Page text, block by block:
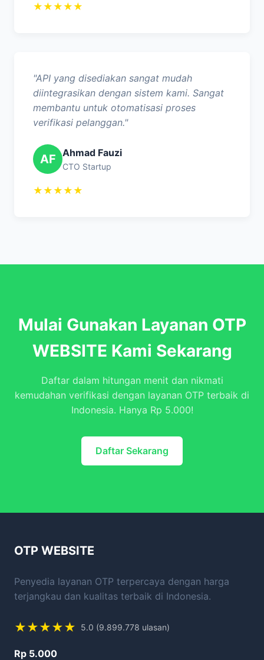
★★★★★
"API yang disediakan sangat mudah
diintegrasikan dengan sistem kami. Sangat
membantu untuk otomatisasi proses
verifikasi pelanggan."
AF Ahmad Fauzi
CTO Startup
★★★★★
Mulai Gunakan Layanan OTP
WEBSITE Kami Sekarang
Daftar dalam hitungan menit dan nikmati
kemudahan verifikasi dengan layanan OTP terbaik di
Indonesia. Hanya Rp 5.000!
Daftar Sekarang
OTP WEBSITE
Penyedia layanan OTP terpercaya dengan harga
terjangkau dan kualitas terbaik di Indonesia.
★★★★★ 5.0 (9.899.778 ulasan)
Rp 5.000